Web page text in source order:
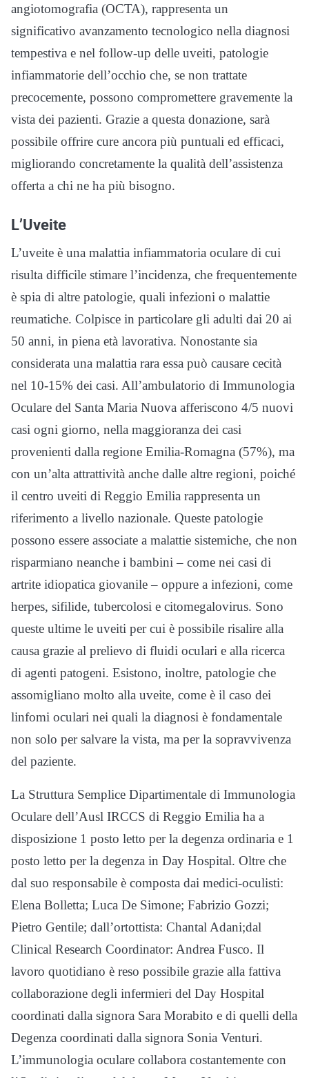
angiotomografia (OCTA), rappresenta un
significativo avanzamento tecnologico nella diagnosi
tempestiva e nel follow-up delle uveiti, patologie
infiammatorie dell’occhio che, se non trattate
precocemente, possono compromettere gravemente la
vista dei pazienti. Grazie a questa donazione, sarà
possibile offrire cure ancora più puntuali ed efficaci,
migliorando concretamente la qualità dell’assistenza
offerta a chi ne ha più bisogno.
L’Uveite
L’uveite è una malattia infiammatoria oculare di cui
risulta difficile stimare l’incidenza, che frequentemente
è spia di altre patologie, quali infezioni o malattie
reumatiche. Colpisce in particolare gli adulti dai 20 ai
50 anni, in piena età lavorativa. Nonostante sia
considerata una malattia rara essa può causare cecità
nel 10-15% dei casi. All’ambulatorio di Immunologia
Oculare del Santa Maria Nuova afferiscono 4/5 nuovi
casi ogni giorno, nella maggioranza dei casi
provenienti dalla regione Emilia-Romagna (57%), ma
con un’alta attrattività anche dalle altre regioni, poiché
il centro uveiti di Reggio Emilia rappresenta un
riferimento a livello nazionale. Queste patologie
possono essere associate a malattie sistemiche, che non
risparmiano neanche i bambini – come nei casi di
artrite idiopatica giovanile – oppure a infezioni, come
herpes, sifilide, tubercolosi e citomegalovirus. Sono
queste ultime le uveiti per cui è possibile risalire alla
causa grazie al prelievo di fluidi oculari e alla ricerca
di agenti patogeni. Esistono, inoltre, patologie che
assomigliano molto alla uveite, come è il caso dei
linfomi oculari nei quali la diagnosi è fondamentale
non solo per salvare la vista, ma per la sopravvivenza
del paziente.
La Struttura Semplice Dipartimentale di Immunologia
Oculare dell’Ausl IRCCS di Reggio Emilia ha a
disposizione 1 posto letto per la degenza ordinaria e 1
posto letto per la degenza in Day Hospital. Oltre che
dal suo responsabile è composta dai medici-oculisti:
Elena Bolletta; Luca De Simone; Fabrizio Gozzi;
Pietro Gentile; dall’ortottista: Chantal Adani;dal
Clinical Research Coordinator: Andrea Fusco. Il
lavoro quotidiano è reso possibile grazie alla fattiva
collaborazione degli infermieri del Day Hospital
coordinati dalla signora Sara Morabito e di quelli della
Degenza coordinati dalla signora Sonia Venturi.
L’immunologia oculare collabora costantemente con